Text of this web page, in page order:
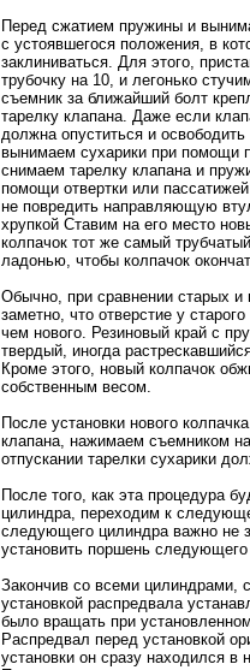
Перед сжатием пружины и
с устоявшегося положения, в
заклиниваться. Для этого,
трубочку на 10, и легонько
съемник за ближайший болт
тарелку клапана. Даже если
должна опуститься и
вынимаем сухарики при помощи
снимаем тарелку клапана и
помощи отвертки или
не повредить направляющую
хрупкой Ставим на его место
колпачок тот же самый
ладонью, чтобы колпачок
Обычно, при сравнении старых
заметно, что отверстие у
чем нового. Резиновый край с
твердый, иногда
Кроме этого, новый колпачок
собственным весом.
После установки нового
клапана, нажимаем съемником
отпускании тарелки сухарики
После того, как эта процедура
цилиндра, переходим к
следующего цилиндра важно не
установить поршень
Закончив со всеми цилиндрами,
установкой распредвала
было вращать при
Распредвал перед установкой
установки он сразу находился в